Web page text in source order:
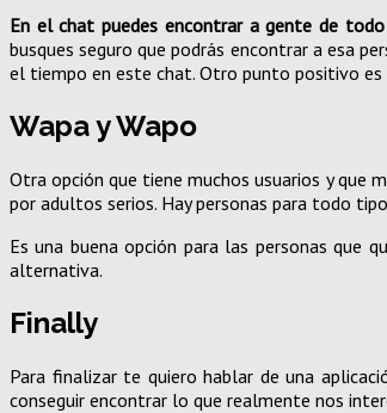
En el chat puedes encontrar a gente de
busques seguro que podrás encontrar a esa
el tiempo en este chat. Otro punto positivo es
Wapa y Wapo
Otra opción que tiene muchos usuarios y que
por adultos serios. Hay personas para todo
Es una buena opción para las personas que
alternativa.
Finally
Para finalizar te quiero hablar de una
conseguir encontrar lo que realmente nos